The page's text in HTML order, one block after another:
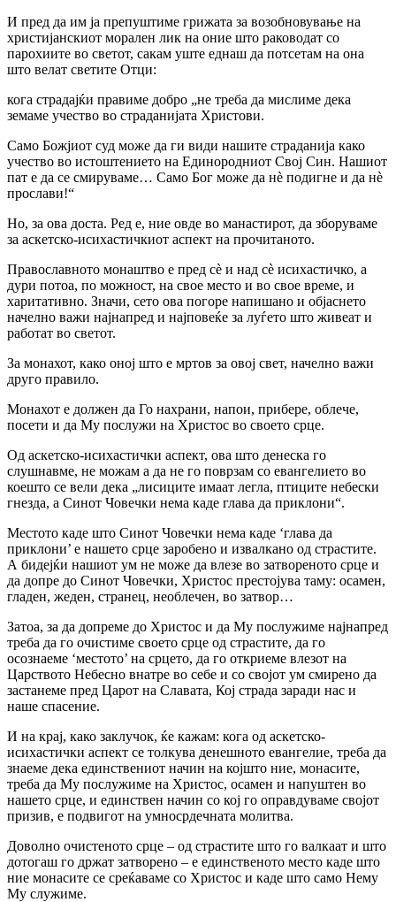
И пред да им ја препуштиме грижата за возобновување на
христијанскиот морален лик на оние што раководат со
парохиите во светот, сакам уште еднаш да потсетам на она
што велат светите Отци:
кога страдајќи правиме добро „не треба да мислиме дека
земаме учество во страданијата Христови.
Само Божјиот суд може да ги види нашите страданија како
учество во истоштението на Единородниот Свој Син. Нашиот
пат е да се смируваме… Само Бог може да нè подигне и да нè
прослави!“
Но, за ова доста. Ред е, ние овде во манастирот, да зборуваме
за аскетско-исихастичкиот аспект на прочитаното.
Православното монаштво е пред сѐ и над сѐ исихастичко, а
дури потоа, по можност, на свое место и во свое време, и
харитативно. Значи, сето ова погоре напишано и објаснето
начелно важи најнапред и најповеќе за луѓето што живеат и
работат во светот.
За монахот, како оној што е мртов за овој свет, начелно важи
друго правило.
Монахот е должен да Го нахрани, напои, прибере, облече,
посети и да Му послужи на Христос во своето срце.
Од аскетско-исихастички аспект, ова што денеска го
слушнавме, не можам а да не го поврзам со евангелието во
коешто се вели дека „лисиците имаат легла, птиците небески
гнезда, а Синот Човечки нема каде глава да приклони“.
Местото каде што Синот Човечки нема каде ‘глава да
приклони’ е нашето срце заробено и извалкано од страстите.
А бидејќи нашиот ум не може да влезе во затвореното срце и
да допре до Синот Човечки, Христос престојува таму: осамен,
гладен, жеден, странец, необлечен, во затвор…
Затоа, за да допреме до Христос и да Му послужиме најнапред
треба да го очистиме своето срце од страстите, да го
осознаеме ‘местото’ на срцето, да го откриеме влезот на
Царството Небесно внатре во себе и со својот ум смирено да
застанеме пред Царот на Славата, Кој страда заради нас и
наше спасение.
И на крај, како заклучок, ќе кажам: кога од аскетско-
исихастички аспект се толкува денешното евангелие, треба да
знаеме дека единствениот начин на којшто ние, монасите,
треба да Му послужиме на Христос, осамен и напуштен во
нашето срце, и единствен начин со кој го оправдуваме својот
призив, е подвигот на умносрдечната молитва.
Доволно очистеното срце – од страстите што го валкаат и што
дотогаш го држат затворено – е единственото место каде што
ние монасите се среќаваме со Христос и каде што само Нему
Му служиме.